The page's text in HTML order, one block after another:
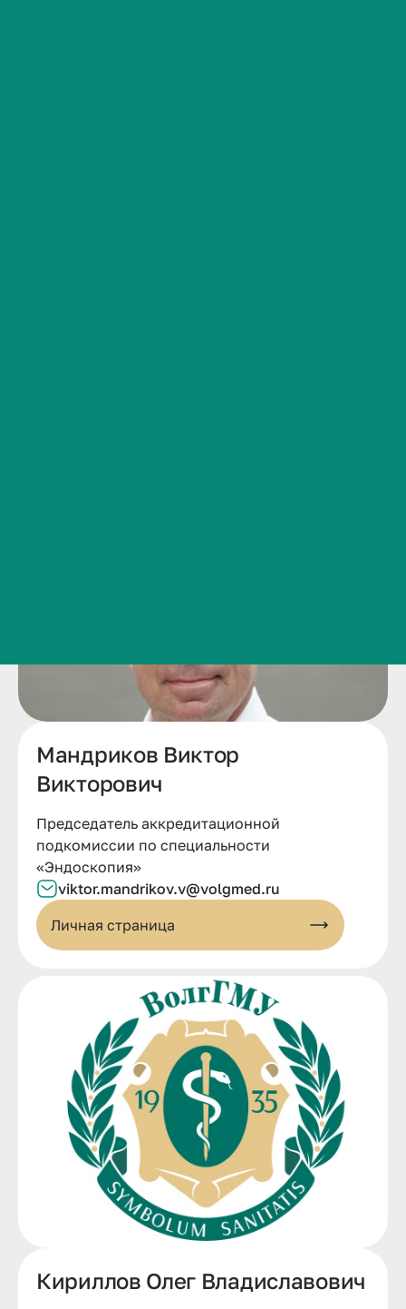
Мандриков Виктор
Викторович
Председатель аккредитационной
подкомиссии по специальности
«Эндоскопия»
viktor.mandrikov.v@volgmed.ru
Личная страница
Кириллов Олег Владиславович